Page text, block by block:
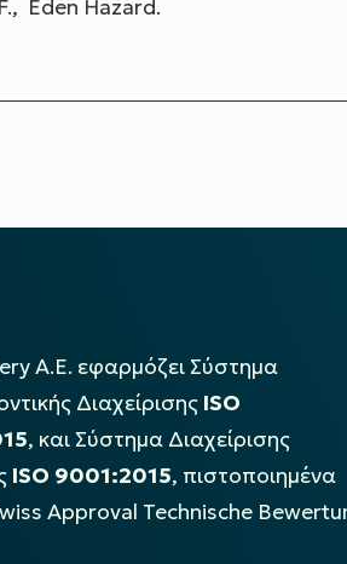
Eden Hazard.
Α.Ε. εφαρμόζει Σύστημα
Διαχείρισης ISO
, και Σύστημα Διαχείρισης
ISO 9001:2015, πιστοποιημένα
Approval Technische